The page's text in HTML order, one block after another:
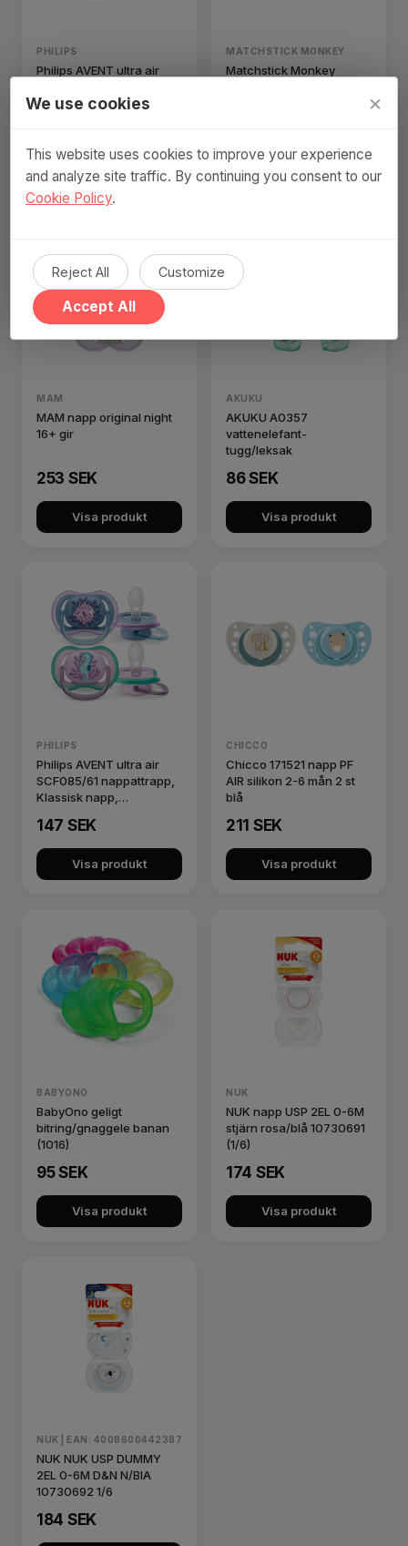
PHILIPS
Philips AVENT ultra air
Klassisk napp,
Visa produkt
MATCHSTICK MONKEY
Matchstick Monkey
MAM
MAM napp original night
16+ gir
253 SEK
Visa produkt
AKUKU
AKUKU A0357
vattenelefant-
tugg/leksak
86 SEK
Visa produkt
PHILIPS
Philips AVENT ultra air
SCF085/61 nappattrapp,
Klassisk napp,
147 SEK
Visa produkt
CHICCO
Chicco 171521 napp PF
AIR silikon 2-6 mån 2 st
blå
211 SEK
Visa produkt
BABYONO
BabyOno geligt
bitring/gnaggele banan
(1016)
95 SEK
Visa produkt
NUK
NUK napp USP 2EL 0-6M
stjärn rosa/blå 10730691
(1/6)
174 SEK
Visa produkt
NUK | EAN: 4008600442387
NUK NUK USP DUMMY
2EL 0-6M D&N N/BIA
10730692 1/6
184 SEK
We use cookies ×
This website uses cookies to improve your experience
and analyze site traffic. By continuing you consent to our
Cookie Policy.
Reject All Customize
Accept All